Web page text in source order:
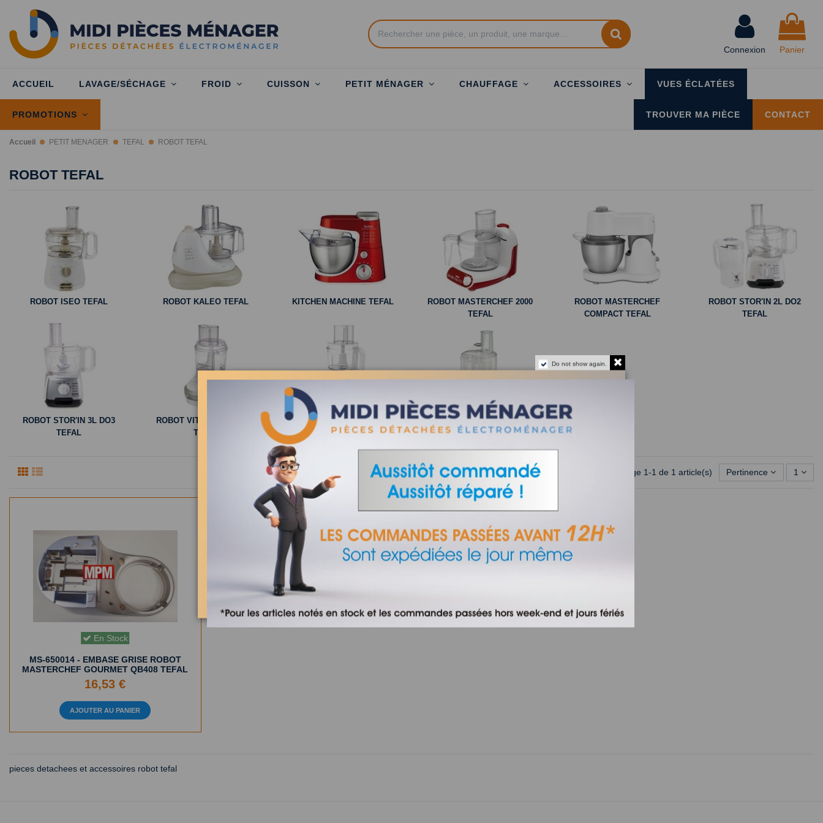
Connexion Panier
ACCUEIL LAVAGE/SÉCHAGE FROID CUISSON PETIT MÉNAGER CHAUFFAGE ACCESSOIRES VUES ÉCLATÉES
PROMOTIONS CONTACT
TROUVER MA PIÈCE
Accueil PETIT MENAGER TEFAL ROBOT TEFAL
ROBOT TEFAL
ROBOT ISEO TEFAL ROBOT KALEO TEFAL KITCHEN MACHINE TEFAL
ROBOT MASTERCHEF 2000
TEFAL
ROBOT MASTERCHEF
COMPACT TEFAL
ROBOT STOR'IN 2L DO2
TEFAL
ROBOT STOR'IN 3L DO3
TEFAL
ROBOT VITACOMPACT 3L
TEFAL
ROBOT VITACOMPACT PRO
TEFAL
ROBOT POIVRE & SEL TEFAL
DO211111/870
Affichage 1-1 de 1 article(s) Pertinence 1
En Stock
MS-650014 - EMBASE GRISE ROBOT
MASTERCHEF GOURMET QB408 TEFAL
16,53 €
AJOUTER AU PANIER
pieces detachees et accessoires robot tefal
Do not show again.